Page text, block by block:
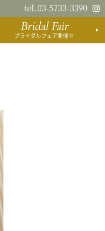
tel.03-5733-3390
Bridal Fair
ブライダルフェア開催中